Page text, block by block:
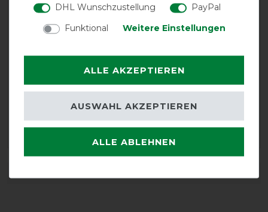
damit sehr wohl, noch angenehmer sind die Kentucky
Wetter - super Passform!
DHL Wunschzustellung
PayPal
Funktional
Weitere Einstellungen
ALLE AKZEPTIEREN
ALLE ABLEHNEN
AUSWAHL AKZEPTIEREN